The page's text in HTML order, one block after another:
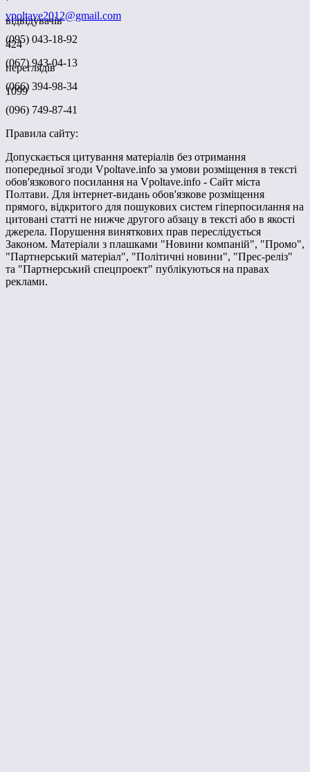
відвідувачів
424
переглядів
1099
vpoltave2012@gmail.com
(095) 043-18-92
(067) 943-04-13
(066) 394-98-34
(096) 749-87-41
Правила сайту:
Допускається цитування матеріалів без отримання
попередньої згоди Vpoltave.info за умови розміщення в тексті
обов'язкового посилання на Vpoltave.info - Сайт міста
Полтави. Для інтернет-видань обов'язкове розміщення
прямого, відкритого для пошукових систем гіперпосилання на
цитовані статті не нижче другого абзацу в тексті або в якості
джерела. Порушення виняткових прав переслідується
Законом. Матеріали з плашками "Новини компаній", "Промо",
"Партнерський матеріал", "Політичні новини", "Прес-реліз"
та "Партнерський спецпроект" публікуються на правах
реклами.